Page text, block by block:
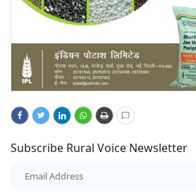
Subscribe Rural Voice Newsletter